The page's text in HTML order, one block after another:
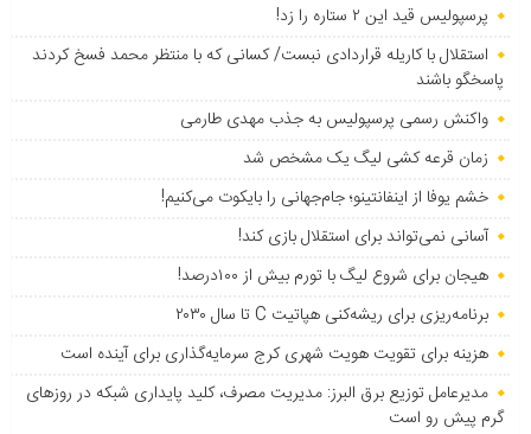
پرسپولیس قید این ۲ ستاره را زد!
استقلال با کاریله قراردادی نبست/ کسانی که با منتظر محمد فسخ کردند
پاسخگو باشند
واکنش رسمی پرسپولیس به جذب مهدی طارمی
زمان قرعه کشی لیگ یک مشخص شد
خشم یوفا از اینفانتینو؛ جام‌جهانی را بایکوت می‌کنیم!
آسانی نمی‌تواند برای استقلال بازی کند!
هیجان برای شروع لیگ با تورم بیش از ۱۰۰درصد!
برنامه‌ریزی برای ریشه‌کنی هپاتیت C تا سال ۲۰۳۰
هزینه برای تقویت هویت شهری کرج سرمایه‌گذاری برای آینده است
مدیرعامل توزیع برق البرز: مدیریت مصرف، کلید پایداری شبکه در روزهای
گرم پیش رو است